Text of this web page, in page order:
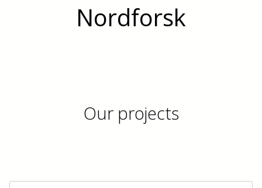
Nordforsk
Our projects